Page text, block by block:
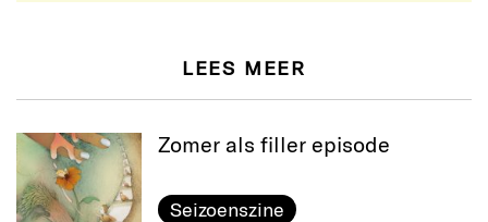
LEES MEER
Zomer als filler episode
Seizoenszine